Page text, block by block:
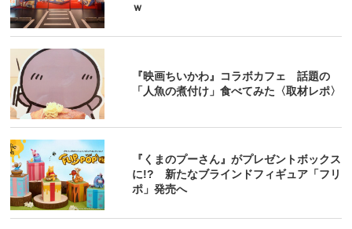
ｗ
『映画ちいかわ』コラボカフェ 話題の
「人魚の煮付け」食べてみた〈取材レポ〉
『くまのプーさん』がプレゼントボックス
に!? 新たなブラインドフィギュア「フリ
ポ」発売へ